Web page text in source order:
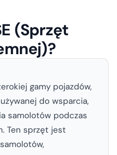
(Sprzęt
gamy pojazdów,
do wsparcia,
samolotów podczas
Ten sprzęt jest